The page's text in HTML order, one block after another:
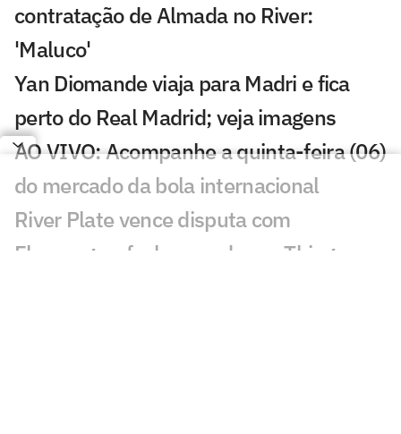
contratação de Almada no River:
'Maluco'
Yan Diomande viaja para Madri e fica
perto do Real Madrid; veja imagens
AO VIVO: Acompanhe a quinta-feira (06)
do mercado da bola internacional
River Plate vence disputa com
Flamengo e fecha acordo por Thiago